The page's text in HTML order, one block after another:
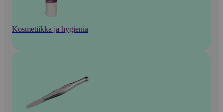
Kosmetiikka ja hygienia